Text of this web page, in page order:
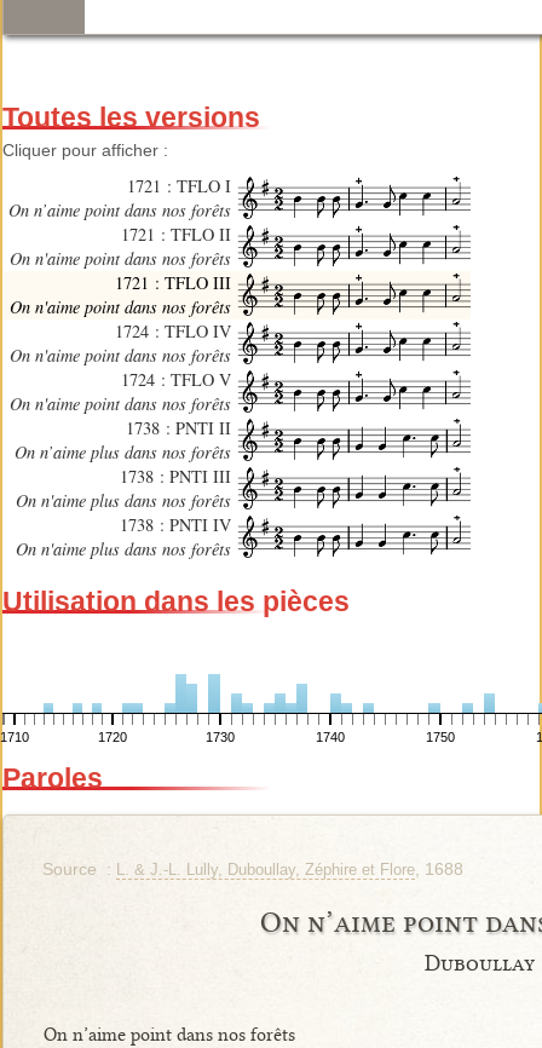
Toutes les versions
Cliquer pour afficher :
1721 : TFLO I
On n’aime point dans nos forêts
1721 : TFLO II
On n'aime point dans nos forêts
1721 : TFLO III
On n'aime point dans nos forêts
1724 : TFLO IV
On n'aime point dans nos forêts
1724 : TFLO V
On n'aime point dans nos forêts
1738 : PNTI II
On n’aime plus dans nos forêts
1738 : PNTI III
On n'aime plus dans nos forêts
1738 : PNTI IV
On n'aime plus dans nos forêts
Utilisation dans les pièces
1710 1720 1730 1740 1750
Paroles
Source : L. & J.-L. Lully, Duboullay, Zéphire et Flore , 1688
On n’aime point
Duboullay
On n’aime point dans nos forêts